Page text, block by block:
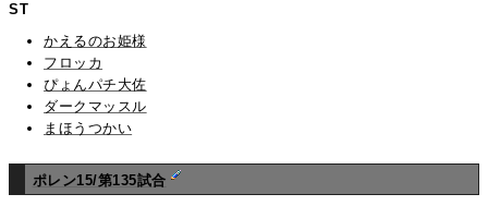
ST
かえるのお姫様
フロッカ
ぴょんパチ大佐
ダークマッスル
まほうつかい
ポレン15/第135試合